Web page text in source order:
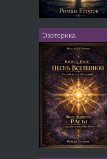
Эзотерика